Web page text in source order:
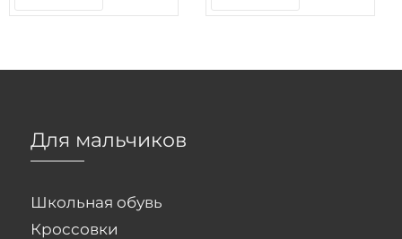
Для мальчиков
Школьная обувь
Кроссовки